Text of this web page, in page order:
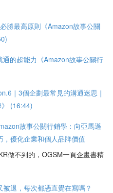
勝最高原則《Amazon故事公關
通的超能力《Amazon故事公關行
｜3個企劃最常見的溝通迷思｜
》 (16:44)
故事公關行銷學：向亞馬遜
優化企業和個人品牌價值
做不到的，OGSM一頁企畫書精
退，每次都憑直覺在寫嗎？